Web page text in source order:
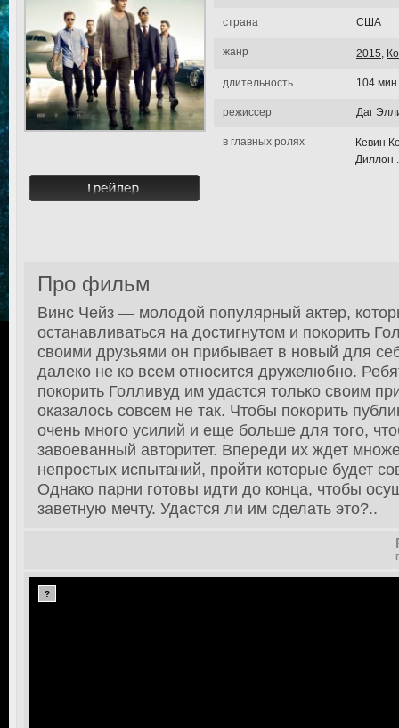
страна США
жанр 2015,
длительность 104 мин.
режиссер Даг
в главных ролях
Кевин
Диллон .
Про фильм
Винс Чейз — молодой популярный актер,
останавливаться на достигнутом и покорить
своими друзьями он прибывает в новый для
далеко не ко всем относится дружелюбно.
покорить Голливуд им удастся только своим
оказалось совсем не так. Чтобы покорить
очень много усилий и еще больше для того,
завоеванный авторитет. Впереди их ждет
непростых испытаний, пройти которые будет
Однако парни готовы идти до конца, чтобы
заветную мечту. Удастся ли им сделать это?..
?